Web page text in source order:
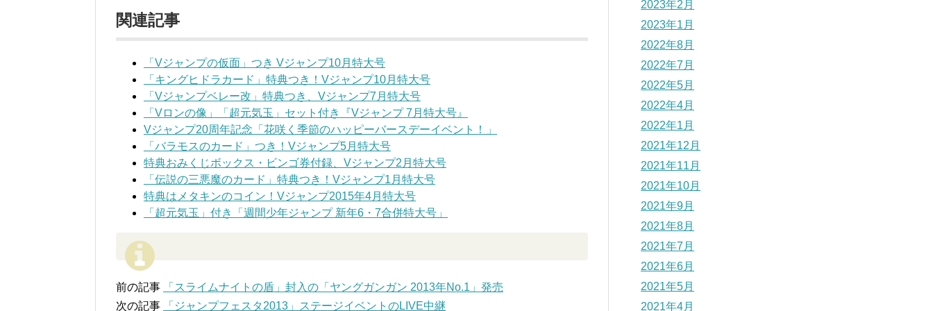
関連記事
「Vジャンプの仮面」つき Vジャンプ10月特大号
「キングヒドラカード」特典つき！Vジャンプ10月特大号
「Vジャンプベレー改」特典つき、Vジャンプ7月特大号
「Vロンの像」「超元気玉」セット付き『Vジャンプ 7月特大号』
Vジャンプ20周年記念「花咲く季節のハッピーバースデーイベント！」
「バラモスのカード」つき！Vジャンプ5月特大号
特典おみくじボックス・ビンゴ券付録、Vジャンプ2月特大号
「伝説の三悪魔のカード」特典つき！Vジャンプ1月特大号
特典はメタキンのコイン！Vジャンプ2015年4月特大号
「超元気玉」付き「週間少年ジャンプ 新年6・7合併特大号」
前の記事
「スライムナイトの盾」封入の「ヤングガンガン 2013年No.1」発売
次の記事
「ジャンプフェスタ2013」ステージイベントのLIVE中継
2023年2月
2023年1月
2022年8月
2022年7月
2022年5月
2022年4月
2022年1月
2021年12月
2021年11月
2021年10月
2021年9月
2021年8月
2021年7月
2021年6月
2021年5月
2021年4月